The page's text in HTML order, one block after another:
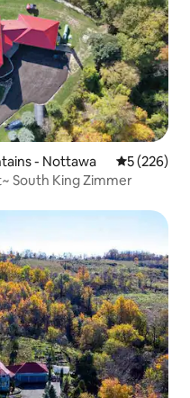
Privatzimmer in The Blue Mountains - Nottawa
5 (226)
South King Zimmer